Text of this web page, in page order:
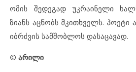
ომის შედეგად უკრაინელი
ზიანს აცნობს მკითხველს. პოეტი
იბრძვის სამშობლოს დასაცავად.
© არილი